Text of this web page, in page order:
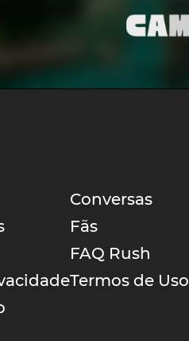
Conversas
Fãs
FAQ Rush
Termos de Uso